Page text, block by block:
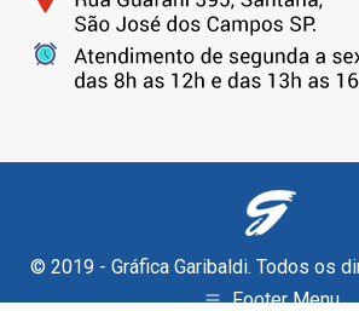
© 2019 - Gráfica Garibaldi. Todos os
Footer Menu